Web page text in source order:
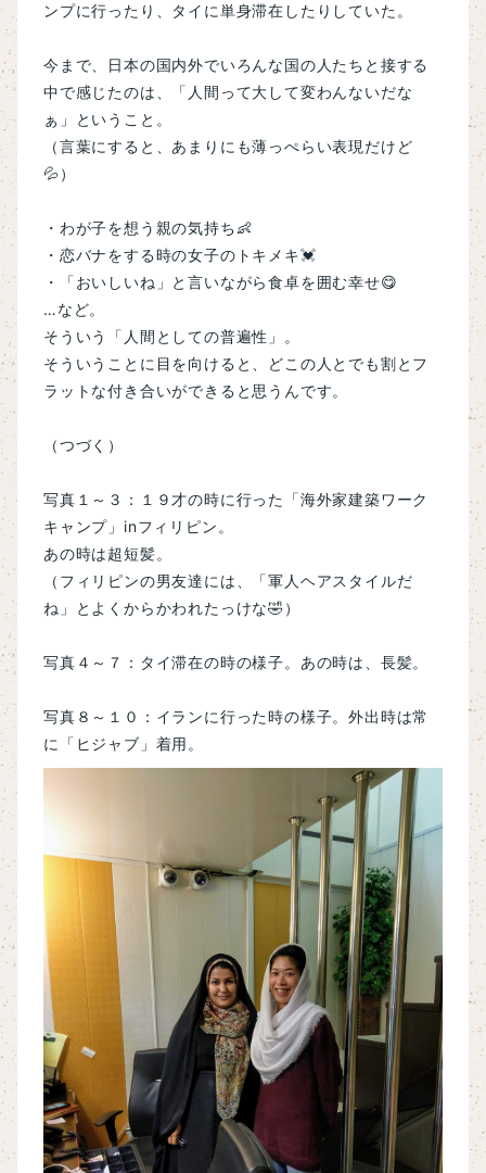
ンプに行ったり、タイに単身滞在したりしていた。
今まで、日本の国内外でいろんな国の人たちと接する
中で感じたのは、
「人間って大して変わんないだな
ぁ」ということ。
（言葉にすると、あまりにも薄っぺらい表現だけど
💦）
・わが子を想う親の気持ち👶
・恋バナをする時の女子のトキメキ💓
・「おいしいね」と言いながら食卓を囲む幸せ😋
…など。
そういう「人間としての普遍性」。
そういうことに目を向けると、どこの人とでも割とフ
ラットな付き合いができると思うんです。
（つづく）
写真１～３：１９才の時に行った「海外家建築ワーク
キャンプ」inフィリピン。
あの時は超短髪。
（フィリピンの男友達には、「軍人ヘアスタイルだ
ね」とよくからかわれたっけな🤣）
写真４～７：タイ滞在の時の様子。あの時は、長髪。
写真８～１０：イランに行った時の様子。外出時は常
に「ヒジャブ」着用。